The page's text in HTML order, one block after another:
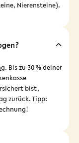
Nierensteine).
. Bis zu 30 % deiner
bist,
zurück. Tipp: